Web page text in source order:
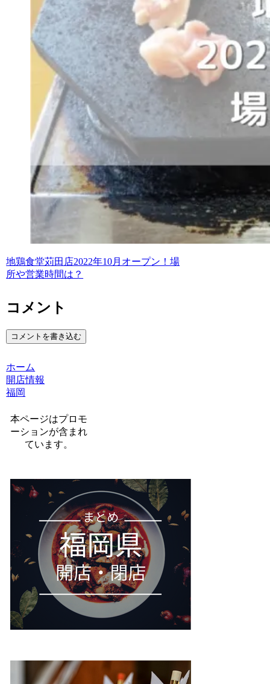
地鶏食堂苅田店2022年10月オープン！場
所や営業時間は？
コメント
コメントを書き込む
ホーム
開店情報
福岡
本ページはプロモ
ーションが含まれ
ています。